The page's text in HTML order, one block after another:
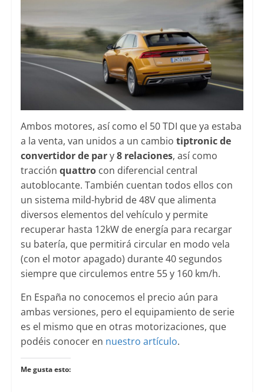
Ambos motores, así como el 50 TDI que ya estaba
a la venta, van unidos a un cambio tiptronic de
convertidor de pary8 relaciones, así como
tracción quattrocon diferencial central
autoblocante. También cuentan todos ellos con
un sistema mild-hybrid de 48V que alimenta
diversos elementos del vehículo y permite
recuperar hasta 12kW de energía para recargar
su batería, que permitirá circular en modo vela
(con el motor apagado) durante 40 segundos
siempre que circulemos entre 55 y 160 km/h.
En España no conocemos el precio aún para
ambas versiones, pero el equipamiento de serie
es el mismo que en otras motorizaciones, que
podéis conocer en nuestro artículo.
Me gusta esto: